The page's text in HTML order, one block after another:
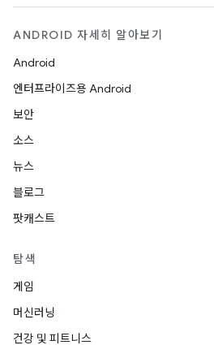
ANDROID 자세히 알아보기
Android
엔터프라이즈용 Android
보안
소스
뉴스
블로그
팟캐스트
탐색
게임
머신러닝
건강 및 피트니스